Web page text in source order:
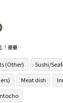
家族みんなで楽しめる！豪華なラインナップの冬限定ビュッフェが［ヒルトン京都］で開催
(Other)
Sushi/
Meat dish